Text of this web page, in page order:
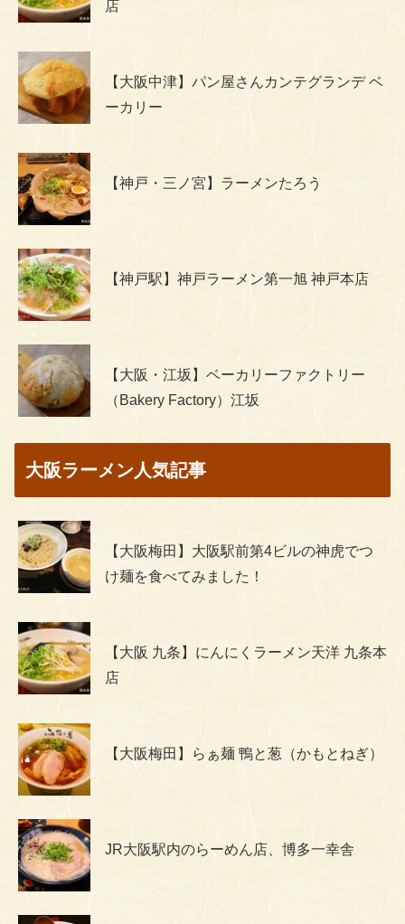
店
【大阪中津】パン屋さんカンテグランデ ベ
ーカリー
【神戸・三ノ宮】ラーメンたろう
【神戸駅】神戸ラーメン第一旭 神戸本店
【大阪・江坂】ベーカリーファクトリー
（Bakery Factory）江坂
大阪ラーメン人気記事
【大阪梅田】大阪駅前第4ビルの神虎でつ
け麺を食べてみました！
【大阪 九条】にんにくラーメン天洋 九条本
店
【大阪梅田】らぁ麺 鴨と葱（かもとねぎ）
JR大阪駅内のらーめん店、博多一幸舎